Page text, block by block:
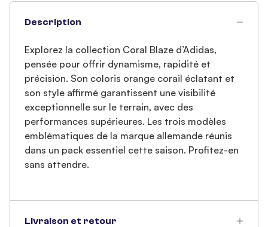
Description
Explorez la collection Coral Blaze d’Adidas,
pensée pour offrir dynamisme, rapidité et
précision. Son coloris orange corail éclatant et
son style affirmé garantissent une visibilité
exceptionnelle sur le terrain, avec des
performances supérieures. Les trois modèles
emblématiques de la marque allemande réunis
dans un pack essentiel cette saison. Profitez-en
sans attendre.
Livraison et retour